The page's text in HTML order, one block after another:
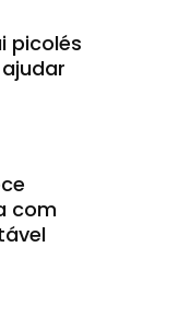
picolés
com